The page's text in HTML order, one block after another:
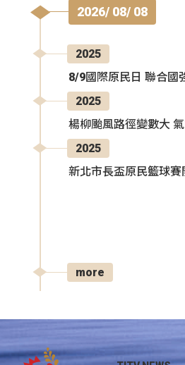
2026/ 08/ 08
2025
8/9國際原民日 聯合國
2025
楊柳颱風路徑變數大
2025
新北市長盃原民籃球
more